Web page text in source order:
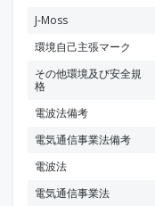
J-Moss
環境自己主張マーク
その他環境及び安全規
格
電波法備考
電気通信事業法備考
電波法
電気通信事業法